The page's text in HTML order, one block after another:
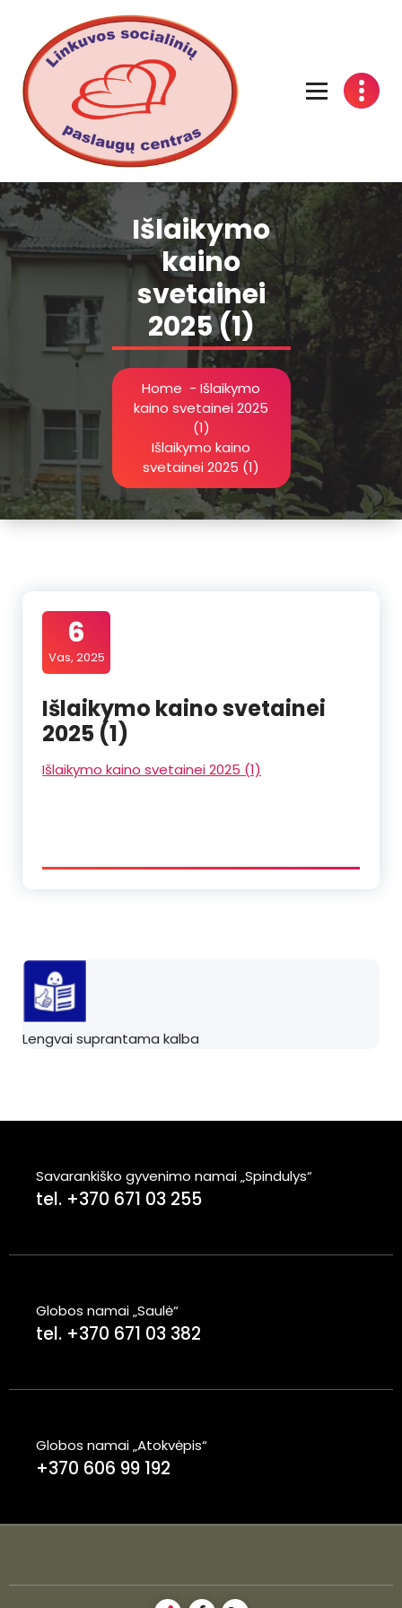
Išlaikymo
kaino
svetainei
2025 (1)
Home - Išlaikymo
kaino svetainei 2025
(1)
Išlaikymo kaino
svetainei 2025 (1)
6
Vas, 2025
Išlaikymo kaino svetainei
2025 (1)
Išlaikymo kaino svetainei 2025 (1)
Lengvai suprantama kalba
Savarankiško gyvenimo namai „Spindulys“
tel. +370 671 03 255
Globos namai „Saulė“
tel. +370 671 03 382
Globos namai „Atokvėpis“
+370 606 99 192